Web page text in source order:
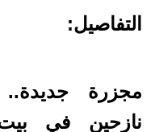
التفاصيل:
مجزرة